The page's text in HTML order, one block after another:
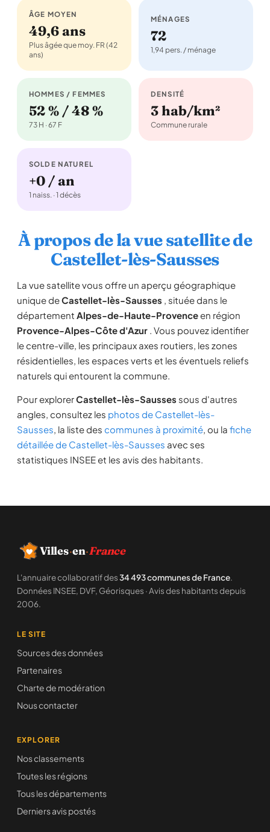
ÂGE MOYEN
49,6 ans
Plus âgée que moy. FR (42
ans)
MÉNAGES
72
1,94 pers. / ménage
HOMMES / FEMMES
52 % / 48 %
73 H · 67 F
DENSITÉ
3 hab/km²
Commune rurale
SOLDE NATUREL
+0 / an
1 naiss. · 1 décès
À propos de la vue satellite de
Castellet-lès-Sausses
La vue satellite vous offre un aperçu géographique
unique deCastellet-lès-Sausses , située dans le
département Alpes-de-Haute-Provenceen région
Provence-Alpes-Côte d'Azur . Vous pouvez identifier
le centre-ville, les principaux axes routiers, les zones
résidentielles, les espaces verts et les éventuels reliefs
naturels qui entourent la commune.
Pour explorerCastellet-lès-Sausses sous d'autres
angles, consultez les photos de Castellet-lès-
Sausses, la liste des communes à proximité, ou la fiche
détaillée de Castellet-lès-Sausses avec ses
statistiques INSEE et les avis des habitants.
Villes·en·France
L'annuaire collaboratif des34 493 communes de France.
Données INSEE, DVF, Géorisques · Avis des habitants depuis
2006.
LE SITE
Sources des données
Partenaires
Charte de modération
Nous contacter
EXPLORER
Nos classements
Toutes les régions
Tous les départements
Derniers avis postés